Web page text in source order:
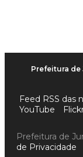
Prefeitura
Feed RSS das
YouTube
Prefeitura de
de Privacidade